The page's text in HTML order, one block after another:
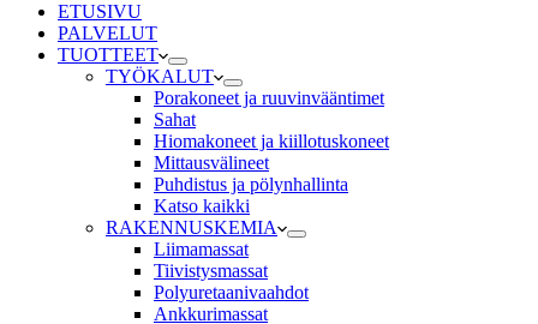
ETUSIVU
PALVELUT
TUOTTEET
TYÖKALUT
Porakoneet ja ruuvinvääntimet
Sahat
Hiomakoneet ja kiillotuskoneet
Mittausvälineet
Puhdistus ja pölynhallinta
Katso kaikki
RAKENNUSKEMIA
Liimamassat
Tiivistysmassat
Polyuretaanivaahdot
Ankkurimassat